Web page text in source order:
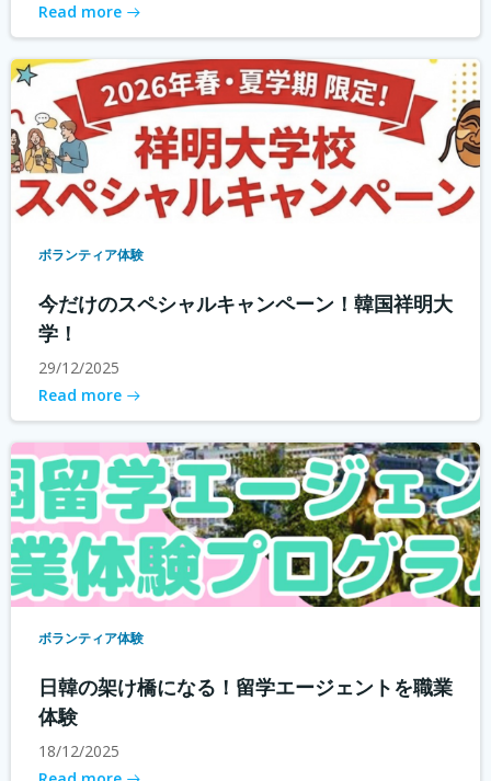
Read more
ボランティア体験
今だけのスペシャルキャンペーン！韓国祥明大
学！
29/12/2025
Read more
ボランティア体験
日韓の架け橋になる！留学エージェントを職業
体験
18/12/2025